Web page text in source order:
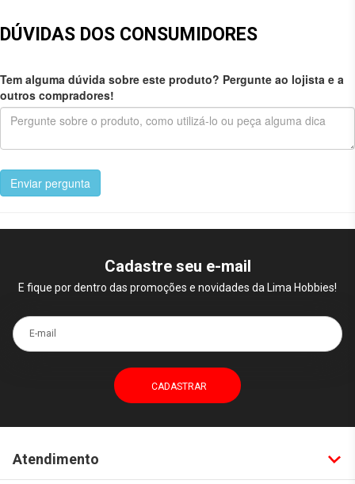
DÚVIDAS DOS CONSUMIDORES
Tem alguma dúvida sobre este produto? Pergunte ao lojista e a
outros compradores!
Enviar pergunta
Cadastre seu e-mail
E fique por dentro das promoções e novidades da Lima Hobbies!
E-mail
Atendimento